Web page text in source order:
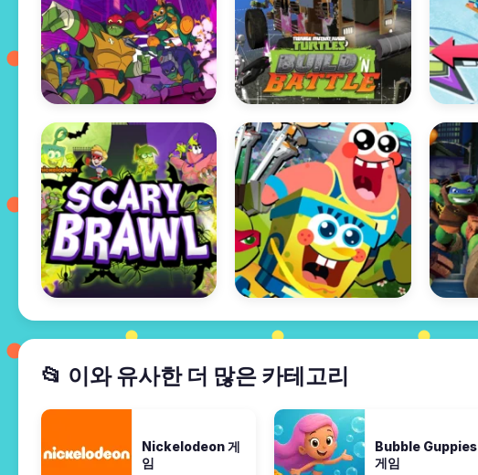
📂 이와 유사한 더 많은 카테고리
Nickelodeon 게
임
Bubble Guppies
게임